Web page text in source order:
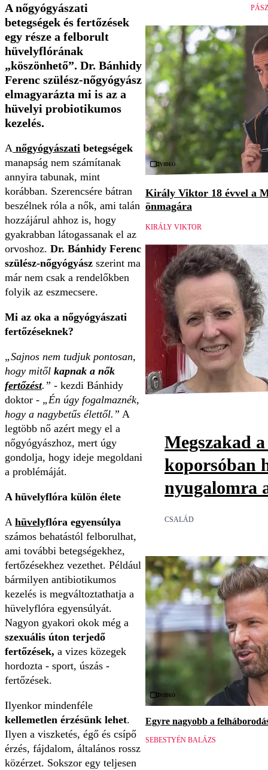
A nőgyógyászati
betegségek és fertőzések
egy része a felborult
hüvelyflórának
„köszönhető”. Dr. Bánhidy
Ferenc szülész-nőgyógyász
elmagyarázta mi is az a
hüvelyi probiotikumos
kezelés.
A nőgyógyászati betegségek
manapság nem számítanak
annyira tabunak, mint
korábban. Szerencsére bátran
beszélnek róla a nők, ami talán
hozzájárul ahhoz is, hogy
gyakrabban látogassanak el az
orvoshoz. Dr. Bánhidy Ferenc
szülész-nőgyógyász szerint ma
már nem csak a rendelőkben
folyik az eszmecsere.
Mi az oka a nőgyógyászati
fertőzéseknek?
„Sajnos nem tudjuk pontosan,
hogy mitől kapnak a nők
fertőzést.” - kezdi Bánhidy
doktor - „Én úgy fogalmaznék,
hogy a nagybetűs élettől.” A
legtöbb nő azért megy el a
nőgyógyászhoz, mert úgy
gondolja, hogy ideje megoldani
a problémáját.
A hüvelyflóra külön élete
A hüvelyflóra egyensúlya
számos behatástól felborulhat,
ami további betegségekhez,
fertőzésekhez vezethet. Például
bármilyen antibiotikumos
kezelés is megváltoztathatja a
hüvelyflóra egyensúlyát.
Nagyon gyakori okok még a
szexuális úton terjedő
fertőzések, a vizes közegek
hordozta - sport, úszás -
fertőzések.
Ilyenkor mindenféle
kellemetlen érzésünk lehet.
Ilyen a viszketés, égő és csípő
érzés, fájdalom, általános rossz
közérzet. Sokszor egy teljesen
Videó
Király Viktor 18 évvel a
önmagára
KIRÁLY VIKTOR
Megszakad
koporsóban
nyugalomra
CSALÁD
Videó
Egyre nagyobb a
SEBESTYÉN BALÁZS